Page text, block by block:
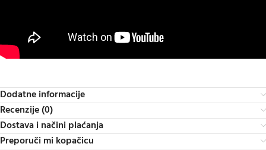
Dodatne informacije
Recenzije (0)
Dostava i načini plaćanja
Preporuči mi kopačicu